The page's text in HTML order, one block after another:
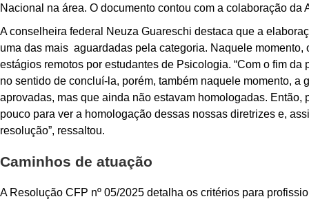
Nacional na área. O documento contou com a colaboração
A conselheira federal Neuza Guareschi destaca que a
uma das mais aguardadas pela categoria. Naquele
estágios remotos por estudantes de Psicologia. “Com o fim
no sentido de concluí-la, porém, também naquele momento,
aprovadas, mas que ainda não estavam homologadas.
pouco para ver a homologação dessas nossas diretrizes e,
resolução”, ressaltou.
Caminhos de atuação
A Resolução CFP nº 05/2025 detalha os critérios para